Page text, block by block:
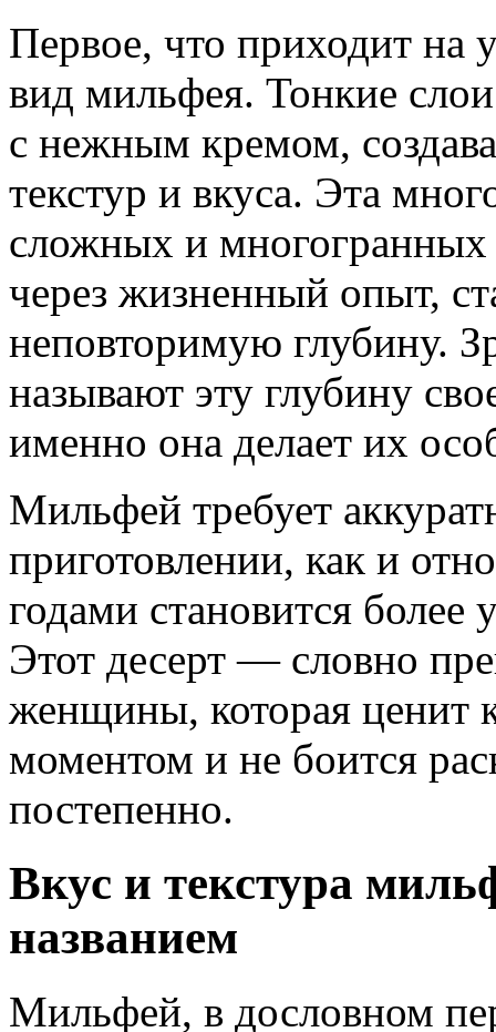
Первое, что приходит на
вид мильфея. Тонкие
с нежным кремом,
текстур и вкуса. Эта
сложных и
через жизненный опыт,
неповторимую глубину.
называют эту глубину
именно она делает их
Мильфей требует
приготовлении, как и
годами становится
Этот десерт — словно
женщины, которая ценит
моментом и не боится
постепенно.
Вкус и текстура
названием
Мильфей, в дословном